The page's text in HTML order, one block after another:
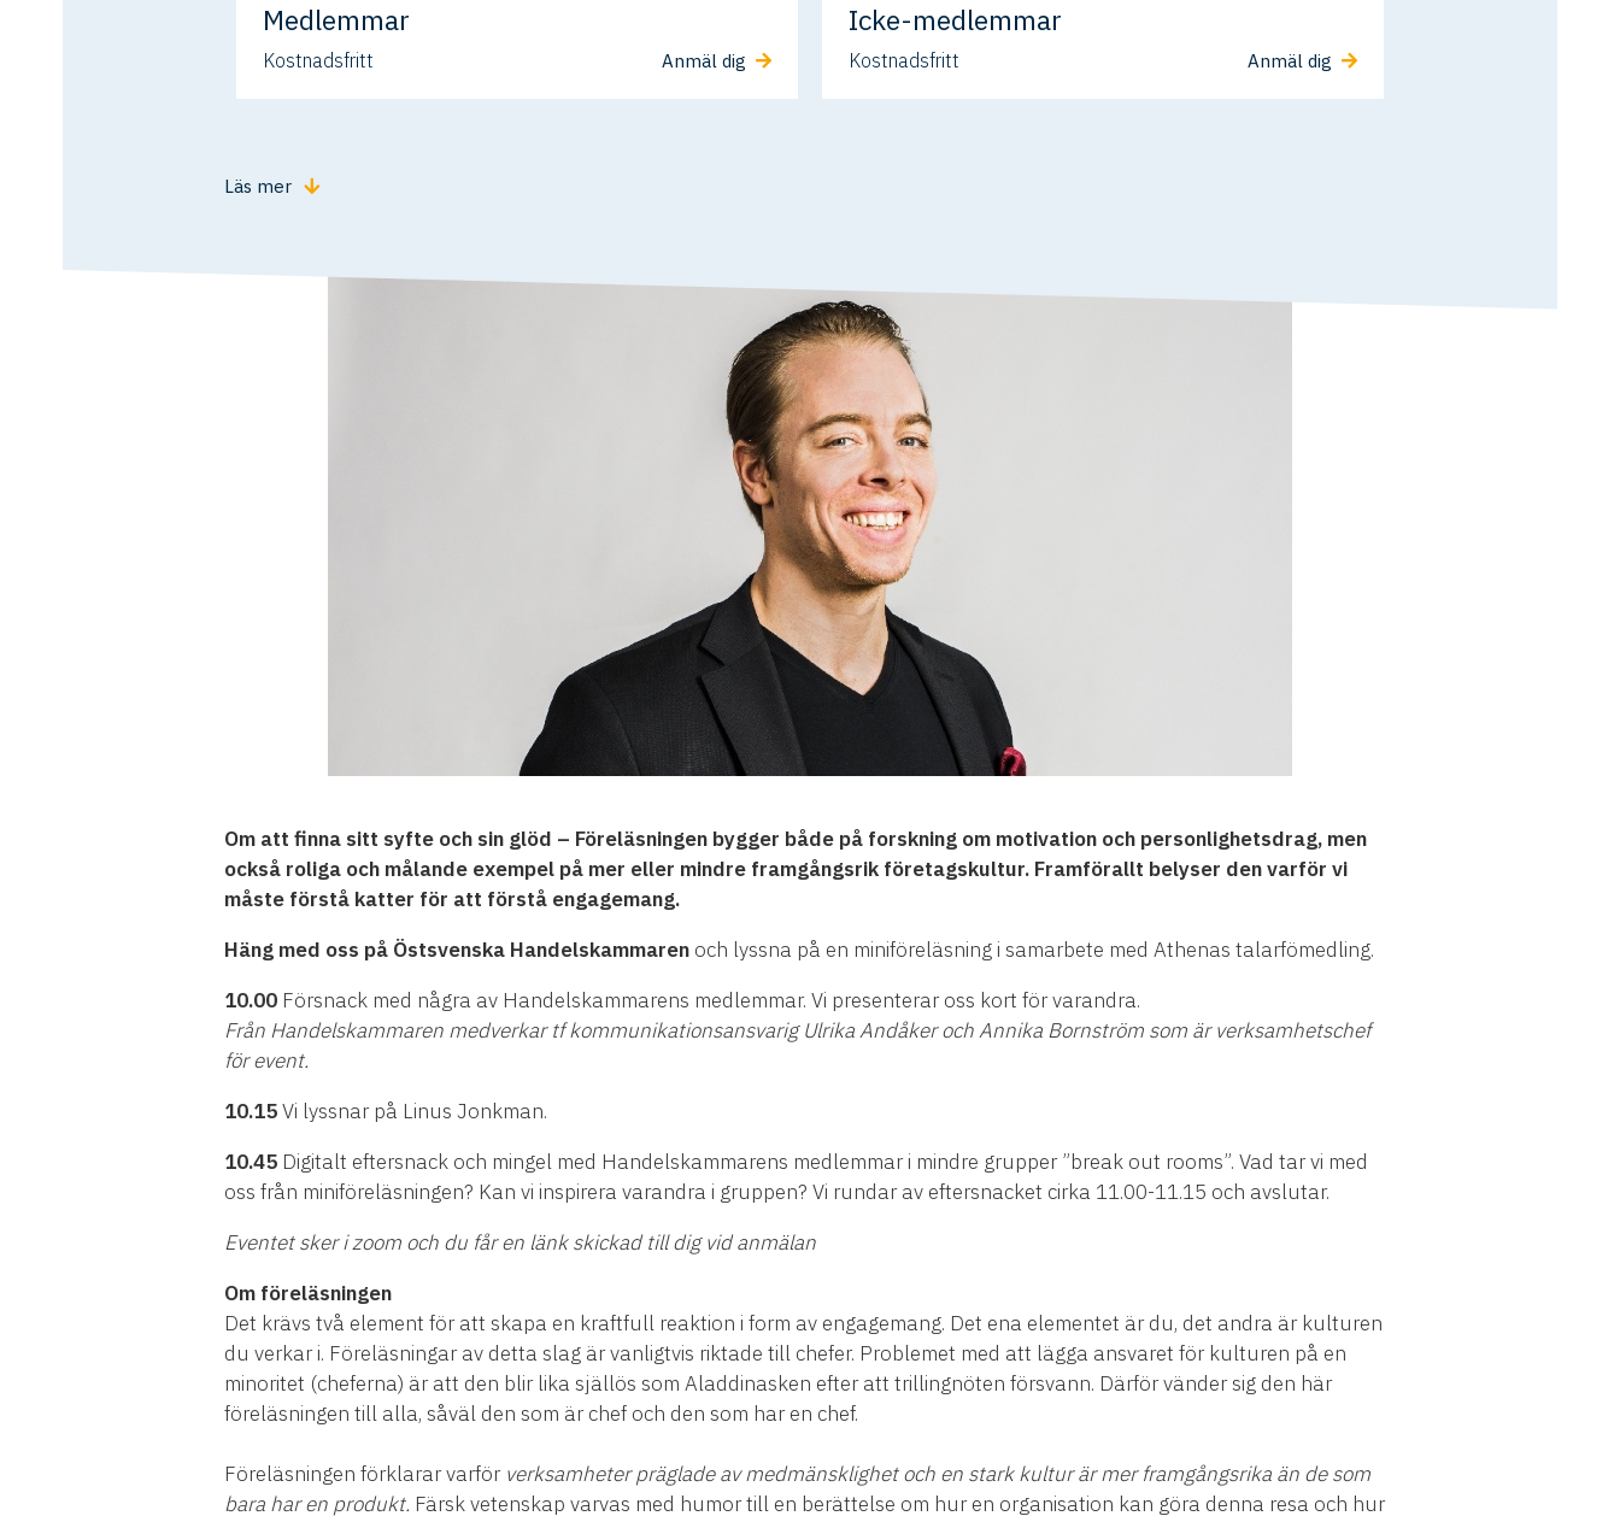
Medlemmar
Kostnadsfritt Anmäl dig
Icke-medlemmar
Kostnadsfritt Anmäl dig
Läs mer
Om att finna sitt syfte och sin glöd – Föreläsningen bygger både på forskning om motivation och personlighetsdrag, men
också roliga och målande exempel på mer eller mindre framgångsrik företagskultur. Framförallt belyser den varför vi
måste förstå katter för att förstå engagemang.
Häng med oss på Östsvenska Handelskammaren och lyssna på en miniföreläsning i samarbete med Athenas talarfömedling.
10.00 Försnack med några av Handelskammarens medlemmar. Vi presenterar oss kort för varandra.
Från Handelskammaren medverkar tf kommunikationsansvarig Ulrika Andåker och Annika Bornström som är verksamhetschef
för event.
10.15Vi lyssnar på Linus Jonkman.
10.45 Digitalt eftersnack och mingel med Handelskammarens medlemmar i mindre grupper ”break out rooms”. Vad tar vi med
oss från miniföreläsningen? Kan vi inspirera varandra i gruppen? Vi rundar av eftersnacket cirka 11.00-11.15 och avslutar.
Eventet sker i zoom och du får en länk skickad till dig vid anmälan
Om föreläsningen
Det krävs två element för att skapa en kraftfull reaktion i form av engagemang. Det ena elementet är du, det andra är kulturen
du verkar i. Föreläsningar av detta slag är vanligtvis riktade till chefer. Problemet med att lägga ansvaret för kulturen på en
minoritet (cheferna) är att den blir lika själlös som Aladdinasken efter att trillingnöten försvann. Därför vänder sig den här
föreläsningen till alla, såväl den som är chef och den som har en chef.
Föreläsningen förklarar varförverksamheter präglade av medmänsklighet och en stark kultur är mer framgångsrika än de som
bara har en produkt. Färsk vetenskap varvas med humor till en berättelse om hur en organisation kan göra denna resa och hur